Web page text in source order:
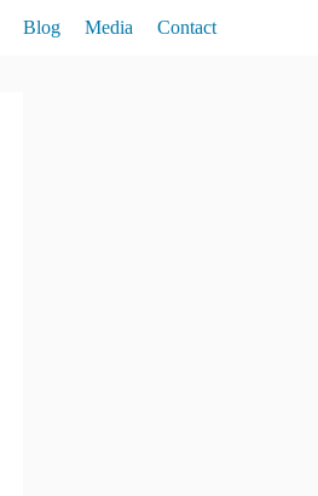
Blog Media Contact